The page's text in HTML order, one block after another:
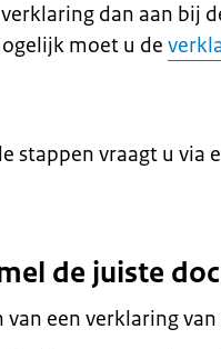
verklaring dan aan bij
moet u de
stappen vraagt u via
de juiste
van een verklaring